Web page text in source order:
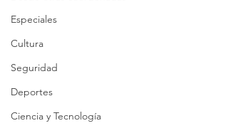
Especiales
Cultura
Seguridad
Deportes
Ciencia y Tecnología